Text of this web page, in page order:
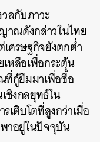
ลกับภาวะ
าณดังกล่าวในไทย
ศรษฐกิจยังตกต่ำ
เหลือเพื่อกระตุ้น
ที่กู้ยืมมาเพื่อซื้อ
ชิงกลยุทธ์ใน
เติบโตที่สูงกว่าเมื่อ
พาอยู่ในปัจจุบัน